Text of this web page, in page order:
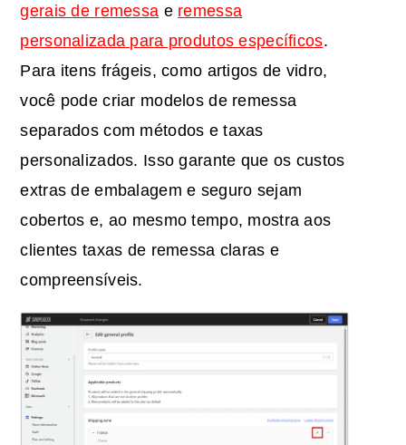
gerais de remessa e remessa
personalizada para produtos específicos.
Para itens frágeis, como artigos de vidro,
você pode criar modelos de remessa
separados com métodos e taxas
personalizados. Isso garante que os custos
extras de embalagem e seguro sejam
cobertos e, ao mesmo tempo, mostra aos
clientes taxas de remessa claras e
compreensíveis.